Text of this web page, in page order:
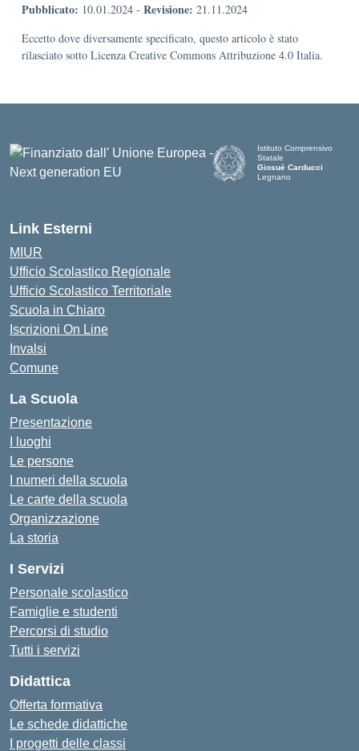
Pubblicato: 10.01.2024 - Revisione: 21.11.2024
Eccetto dove diversamente specificato, questo articolo è stato
rilasciato sotto Licenza Creative Commons Attribuzione 4.0 Italia.
Istituto Comprensivo
Statale
Giosuè Carducci
Legnano
Link Esterni
MIUR
Ufficio Scolastico Regionale
Ufficio Scolastico Territoriale
Scuola in Chiaro
Iscrizioni On Line
Invalsi
Comune
La Scuola
Presentazione
I luoghi
Le persone
I numeri della scuola
Le carte della scuola
Organizzazione
La storia
I Servizi
Personale scolastico
Famiglie e studenti
Percorsi di studio
Tutti i servizi
Didattica
Offerta formativa
Le schede didattiche
I progetti delle classi